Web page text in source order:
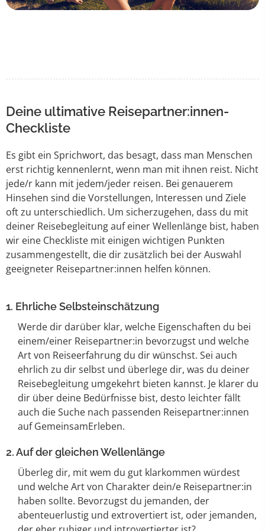
Deine ultimative Reisepartner:innen-
Checkliste
Es gibt ein Sprichwort, das besagt, dass man Menschen
erst richtig kennenlernt, wenn man mit ihnen reist. Nicht
jede/r kann mit jedem/jeder reisen. Bei genauerem
Hinsehen sind die Vorstellungen, Interessen und Ziele
oft zu unterschiedlich. Um sicherzugehen, dass du mit
deiner Reisebegleitung auf einer Wellenlänge bist, haben
wir eine Checkliste mit einigen wichtigen Punkten
zusammengestellt, die dir zusätzlich bei der Auswahl
geeigneter Reisepartner:innen helfen können.
1. Ehrliche Selbsteinschätzung
Werde dir darüber klar, welche Eigenschaften du bei
einem/einer Reisepartner:in bevorzugst und welche
Art von Reiseerfahrung du dir wünschst. Sei auch
ehrlich zu dir selbst und überlege dir, was du deiner
Reisebegleitung umgekehrt bieten kannst. Je klarer du
dir über deine Bedürfnisse bist, desto leichter fällt
auch die Suche nach passenden Reisepartner:innen
auf GemeinsamErleben.
2. Auf der gleichen Wellenlänge
Überleg dir, mit wem du gut klarkommen würdest
und welche Art von Charakter dein/e Reisepartner:in
haben sollte. Bevorzugst du jemanden, der
abenteuerlustig und extrovertiert ist, oder jemanden,